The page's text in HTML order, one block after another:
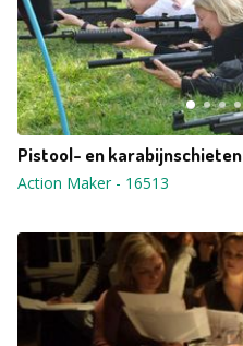
Pistool- en karabijnschieten
Action Maker- 16513